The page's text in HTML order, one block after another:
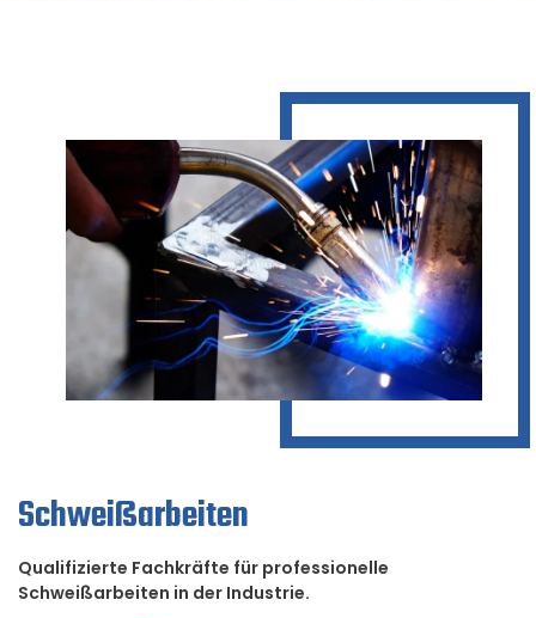
Schweißarbeiten
Qualifizierte Fachkräfte für professionelle
Schweißarbeiten in der Industrie.